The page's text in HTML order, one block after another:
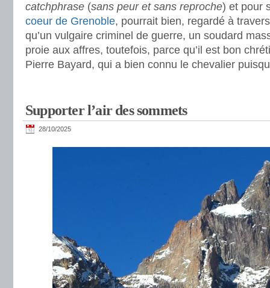
catchphrase (sans peur et sans reproche) et pour
coeur de Grenoble, pourrait bien, regardé à
qu’un vulgaire criminel de guerre, un soudard
proie aux affres, toutefois, parce qu’il est bon
Pierre Bayard, qui a bien connu le chevalier
Supporter l’air des sommets
28/10/2025